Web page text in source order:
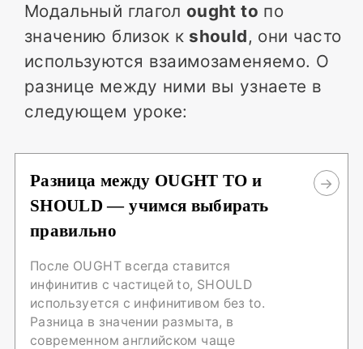
Модальный глаголought to по
значению близок к should, они часто
используются взаимозаменяемо. О
разнице между ними вы узнаете в
следующем уроке:
Разница между OUGHT TO и
SHOULD — учимся выбирать
правильно
После OUGHT всегда ставится
инфинитив с частицей to, SHOULD
используется с инфинитивом без to.
Разница в значении размыта, в
современном английском чаще